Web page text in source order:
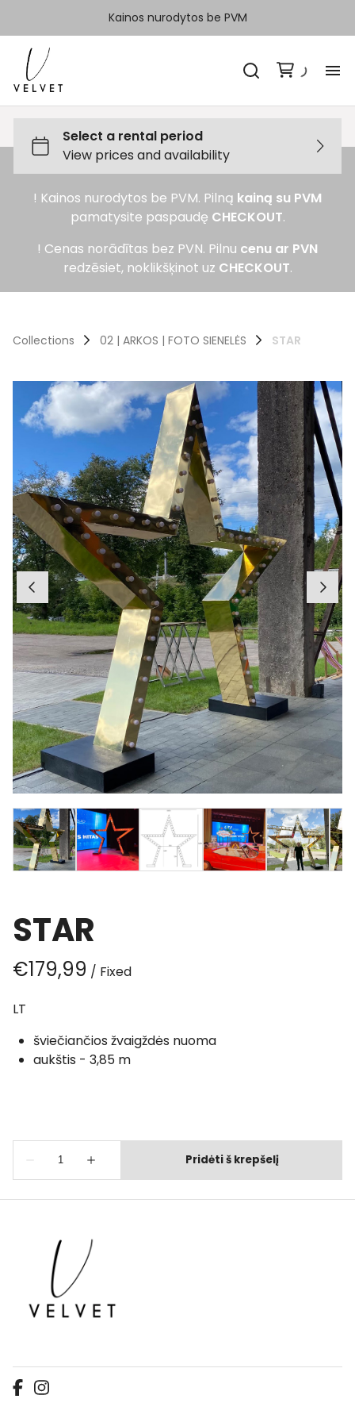
Kainos nurodytos be PVM
! Kainos nurodytos be PVM. Pilną kainą su PVM
pamatysite paspaudę CHECKOUT.
! Cenas norādītas bez PVN. Pilnu cenu ar PVN
redzēsiet, noklikšķinot uz CHECKOUT.
Collections 02 | ARKOS | FOTO SIENELĖS STAR
STAR
/
LT
šviečiančios žvaigždės nuoma
aukštis - 3,85 m